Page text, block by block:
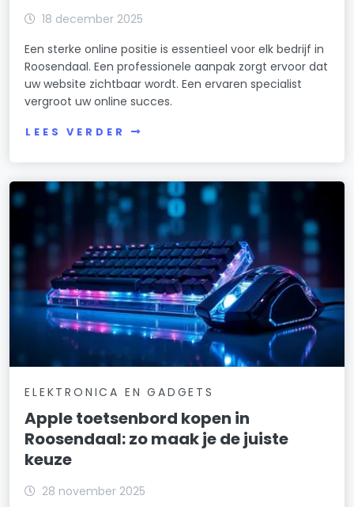
18 december 2025
Een sterke online positie is essentieel voor elk bedrijf in
Roosendaal. Een professionele aanpak zorgt ervoor dat
uw website zichtbaar wordt. Een ervaren specialist
vergroot uw online succes.
LEES VERDER
ELEKTRONICA EN GADGETS
Apple toetsenbord kopen in
Roosendaal: zo maak je de juiste
keuze
28 november 2025